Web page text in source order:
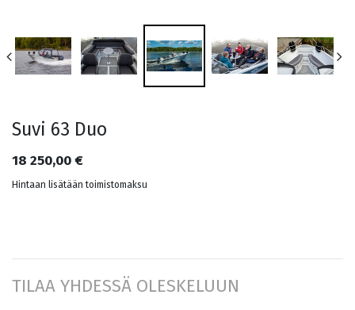
Suvi 63 Duo
18 250,00€
Hintaan lisätään toimistomaksu
TILAA YHDESSÄ OLESKELUUN